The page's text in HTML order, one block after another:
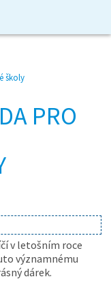
školy
PRO
v letošním roce
významnému
dárek.